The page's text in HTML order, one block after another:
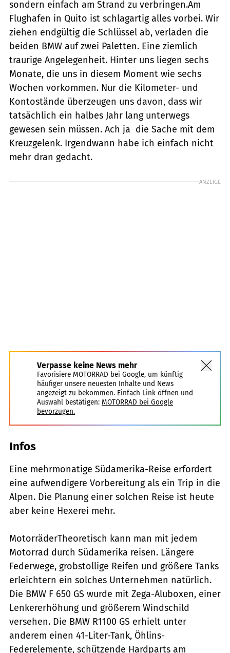
ANZEIGE
Verpasse keine News mehr
Favorisiere MOTORRAD bei Google, um künftig
häufiger unsere neuesten Inhalte und News
angezeigt zu bekommen. Einfach Link öffnen und
Auswahl bestätigen: MOTORRAD bei Google
bevorzugen.
Infos
Eine mehrmonatige Südamerika-Reise erfordert
eine aufwendigere Vorbereitung als ein Trip in die
Alpen. Die Planung einer solchen Reise ist heute
aber keine Hexerei mehr.
MotorräderTheoretisch kann man mit jedem
Motorrad durch Südamerika reisen. Längere
Federwege, grobstollige Reifen und größere Tanks
erleichtern ein solches Unternehmen natürlich.
Die BMW F 650 GS wurde mit Zega-Aluboxen, einer
Lenkererhöhung und größerem Windschild
versehen. Die BMW R1100 GS erhielt unter
anderem einen 41-Liter-Tank, Öhlins-
Federelemente, schützende Hardparts am